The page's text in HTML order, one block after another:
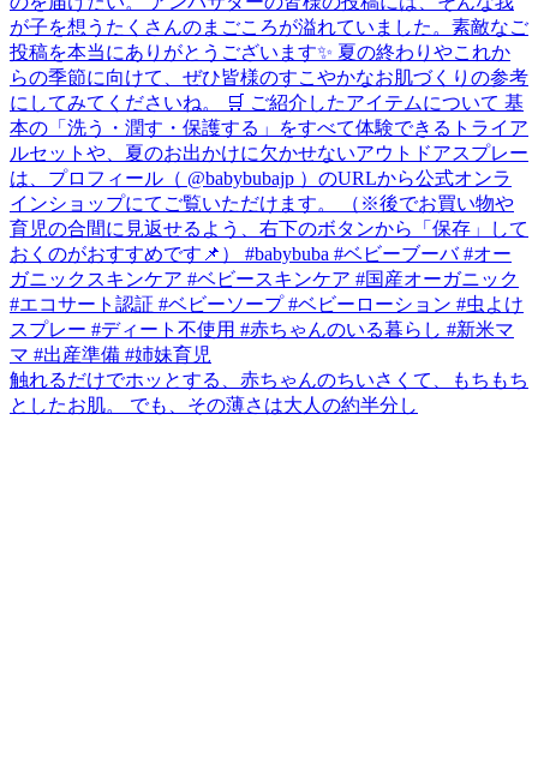
触れるだけでホッとする、赤ちゃんのちいさくて、もちもち
としたお肌。 でも、その薄さは大人の約半分し